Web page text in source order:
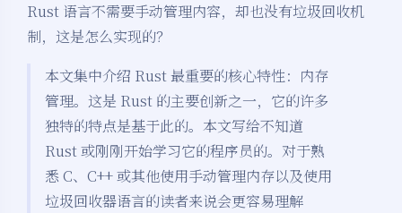
Rust 语言不需要手动管理内容，却也没有垃圾回收机
制，这是怎么实现的？
本文集中介绍 Rust 最重要的核心特性：内存
管理。这是 Rust 的主要创新之一，它的许多
独特的特点是基于此的。本文写给不知道
Rust 或刚刚开始学习它的程序员的。对于熟
悉 C、C++ 或其他使用手动管理内存以及使用
垃圾回收器语言的读者来说会更容易理解